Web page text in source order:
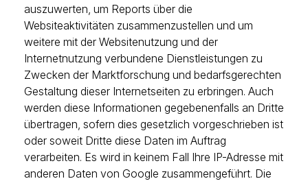
auszuwerten, um Reports über die
Websiteaktivitäten zusammenzustellen und um
weitere mit der Websitenutzung und der
Internetnutzung verbundene Dienstleistungen zu
Zwecken der Marktforschung und bedarfsgerechten
Gestaltung dieser Internetseiten zu erbringen. Auch
werden diese Informationen gegebenenfalls an Dritte
übertragen, sofern dies gesetzlich vorgeschrieben ist
oder soweit Dritte diese Daten im Auftrag
verarbeiten. Es wird in keinem Fall Ihre IP-Adresse mit
anderen Daten von Google zusammengeführt. Die